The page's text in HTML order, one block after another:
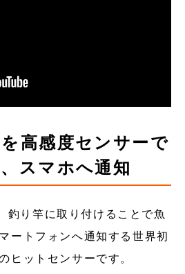
高感度センサーで
スマホへ通知
釣り竿に取り付けることで魚
ートフォンへ通知する世界初
ヒットセンサーです。